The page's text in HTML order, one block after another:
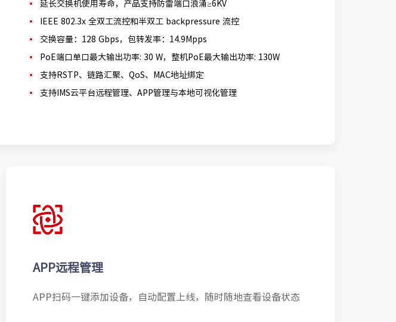
延长交换机使用寿命，产品支持防雷端口浪涌≥6KV
IEEE 802.3x 全双工流控和半双工 backpressure 流控
交换容量：128 Gbps，包转发率：14.9Mpps
PoE端口单口最大输出功率: 30 W，整机PoE最大输出功率: 130W
支持RSTP、链路汇聚、QoS、MAC地址绑定
支持IMS云平台远程管理、APP管理与本地可视化管理
APP远程管理
APP扫码一键添加设备，自动配置上线，随时随地查看设备状态